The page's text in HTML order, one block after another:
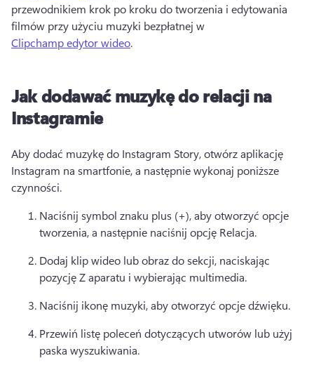
przewodnikiem krok po kroku do tworzenia i edytowania
filmów przy użyciu muzyki bezpłatnej w
Clipchamp edytor wideo.
Jak dodawać muzykę do relacji na
Instagramie
Aby dodać muzykę do Instagram Story, otwórz aplikację
Instagram na smartfonie, a następnie wykonaj poniższe
czynności.
Naciśnij symbol znaku plus (+), aby otworzyć opcje
tworzenia, a następnie naciśnij opcję Relacja.
Dodaj klip wideo lub obraz do sekcji, naciskając
pozycję Z aparatu i wybierając multimedia.
Naciśnij ikonę muzyki, aby otworzyć opcje dźwięku.
Przewiń listę poleceń dotyczących utworów lub użyj
paska wyszukiwania.